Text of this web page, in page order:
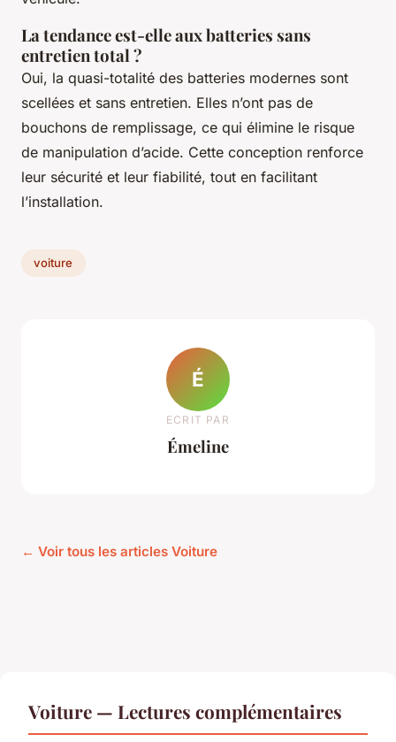
La tendance est-elle aux batteries sans
entretien total ?
Oui, la quasi-totalité des batteries modernes sont
scellées et sans entretien. Elles n’ont pas de
bouchons de remplissage, ce qui élimine le risque
de manipulation d’acide. Cette conception renforce
leur sécurité et leur fiabilité, tout en facilitant
l’installation.
voiture
É
ECRIT PAR
Émeline
← Voir tous les articles Voiture
Voiture — Lectures complémentaires